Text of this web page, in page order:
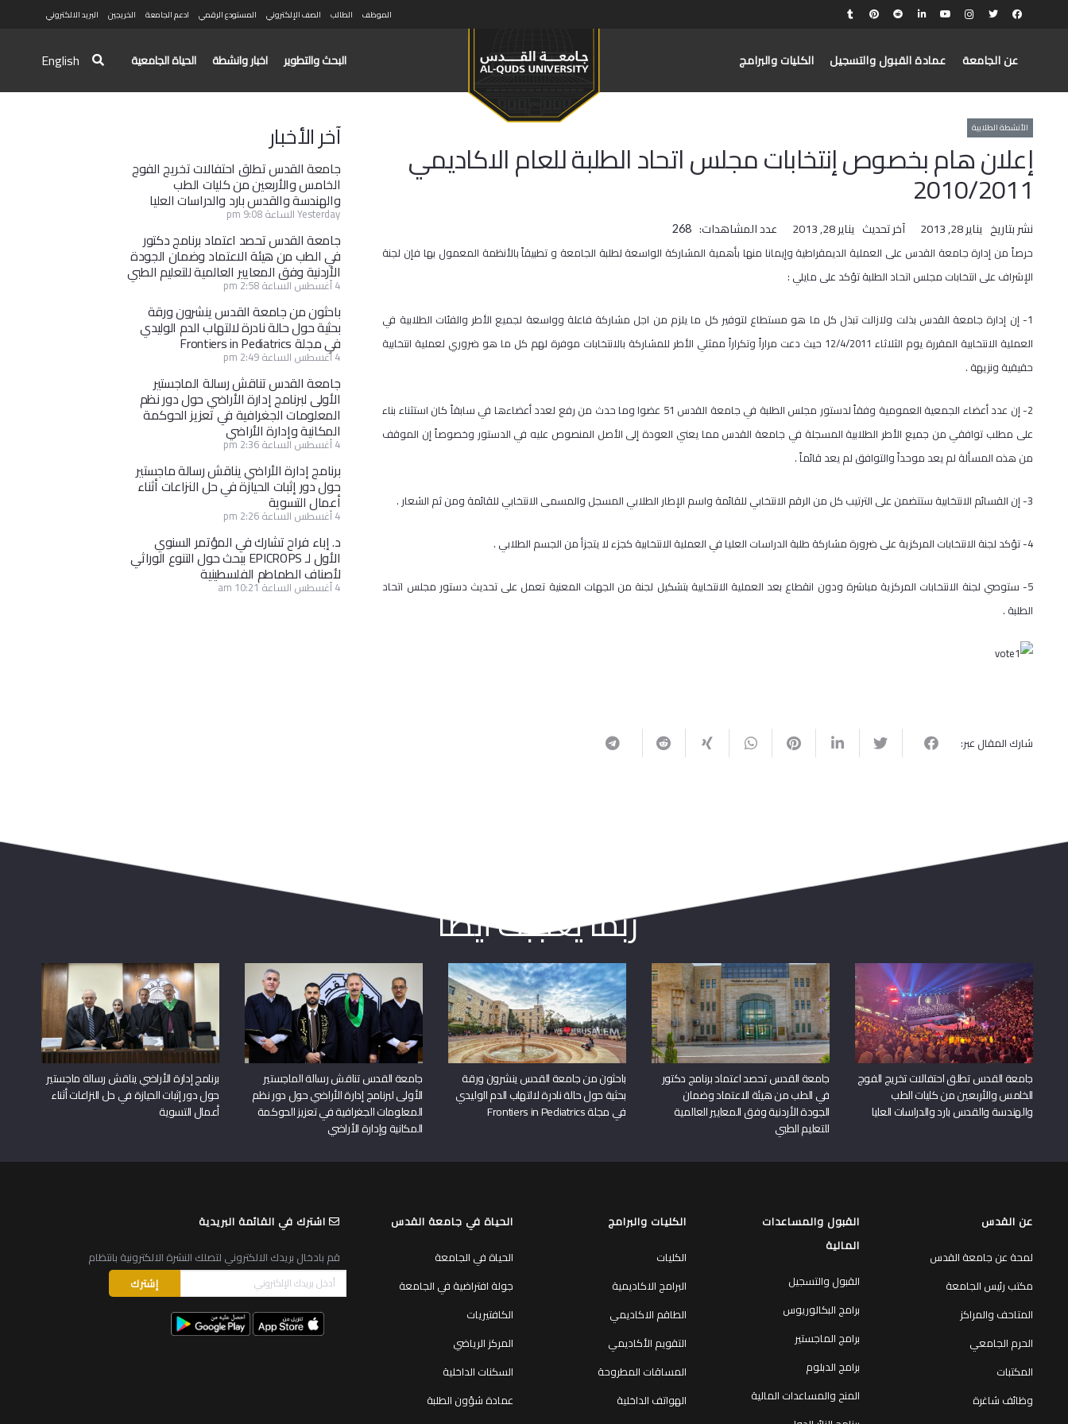
الموظف الطالب الصف الإلكتروني المستودع الرقمي ادعم الجامعة الخريجين البريد الالكتروني
عن الجامعة عمادة القبول والتسجيل الكليات والبرامج البحث والتطوير اخبار وانشطة الحياة الجامعية English
الأنشطة الطلابية
إعلان هام بخصوص إنتخابات مجلس اتحاد الطلبة للعام الاكاديمي
2010/2011
نشر بتاريخ يناير 28, 2013 آخر تحديث يناير 28, 2013 عدد المشاهدات: 268
حرصاً من إدارة جامعة القدس على العملية الديمقراطية وإيمانا منها بأهمية المشاركة الواسعة لطلبة الجامعة و تطبيقاً بالأنظمة المعمول بها فإن لجنة
الإشراف على انتخابات مجلس اتحاد الطلبة تؤكد على مايلي :
1- إن إدارة جامعة القدس بذلت ولازالت تبذل كل ما هو مستطاع لتوفير كل ما يلزم من اجل مشاركة فاعلة وواسعة لجميع الأطر والفئات الطلابية في
العملية الانتخابية المقررة يوم الثلاثاء 12/4/2011 حيث دعت مراراً وتكراراً ممثلي الأطر للمشاركة بالانتخابات موفرة لهم كل ما هو ضروري لعملية انتخابية
حقيقية ونزيهة .
2- إن عدد أعضاء الجمعية العمومية وفقاً لدستور مجلس الطلبة في جامعة القدس 51 عضوا وما حدث من رفع لعدد أعضاءها في سابقاً كان استثناء بناء
على مطلب توافقي من جميع الأطر الطلابية المسجلة في جامعة القدس مما يعني العودة إلى الأصل المنصوص عليه في الدستور وخصوصاً إن الموقف
من هذه المسألة لم يعد موحداً والتوافق لم يعد قائماً .
3- إن القسائم الانتخابية ستتضمن على الترتيب كل من الرقم الانتخابي للقائمة واسم الإطار الطلابي المسجل والمسمى الانتخابي للقائمة ومن ثم الشعار .
4- تؤكد لجنة الانتخابات المركزية على ضرورة مشاركة طلبة الدراسات العليا في العملية الانتخابية كجزء لا يتجزأ من الجسم الطلابي .
5- ستوصي لجنة الانتخابات المركزية مباشرة ودون انقطاع بعد العملية الانتخابية بتشكيل لجنة من الجهات المعنية تعمل على تحديث دستور مجلس اتحاد
الطلبة .
شارك المقال عبر:
آخر الأخبار
جامعة القدس تطلق احتفالات تخريج الفوج
الخامس والأربعين من كليات الطب
والهندسة والقدس بارد والدراسات العليا
Yesterday الساعة 9:08 pm
جامعة القدس تحصد اعتماد برنامج دكتور
في الطب من هيئة الاعتماد وضمان الجودة
الأردنية وفق المعايير العالمية للتعليم الطبي
4 أغسطس الساعة 2:58 pm
باحثون من جامعة القدس ينشرون ورقة
بحثية حول حالة نادرة لالتهاب الدم الوليدي
في مجلة Frontiers in Pediatrics
4 أغسطس الساعة 2:49 pm
جامعة القدس تناقش رسالة الماجستير
الأولى لبرنامج إدارة الأراضي حول دور نظم
المعلومات الجغرافية في تعزيز الحوكمة
المكانية وإدارة الأراضي
4 أغسطس الساعة 2:36 pm
برنامج إدارة الأراضي يناقش رسالة ماجستير
حول دور إثبات الحيازة في حل النزاعات أثناء
أعمال التسوية
4 أغسطس الساعة 2:26 pm
د. إباء فراح تشارك في المؤتمر السنوي
الأول لـ EPICROPS ببحث حول التنوع الوراثي
لأصناف الطماطم الفلسطينية
4 أغسطس الساعة 10:21 am
ربما يعجبك أيضا
جامعة القدس تطلق احتفالات تخريج الفوج
الخامس والأربعين من كليات الطب
والهندسة والقدس بارد والدراسات العليا
جامعة القدس تحصد اعتماد برنامج دكتور
في الطب من هيئة الاعتماد وضمان
الجودة الأردنية وفق المعايير العالمية
للتعليم الطبي
باحثون من جامعة القدس ينشرون ورقة
بحثية حول حالة نادرة لالتهاب الدم الوليدي
في مجلة Frontiers in Pediatrics
جامعة القدس تناقش رسالة الماجستير
الأولى لبرنامج إدارة الأراضي حول دور نظم
المعلومات الجغرافية في تعزيز الحوكمة
المكانية وإدارة الأراضي
برنامج إدارة الأراضي يناقش رسالة ماجستير
حول دور إثبات الحيازة في حل النزاعات أثناء
أعمال التسوية
عن القدس
لمحة عن جامعة القدس
مكتب رئيس الجامعة
المتاحف والمراكز
الحرم الجامعي
المكتبات
وظائف شاغرة
القبول والمساعدات
المالية
القبول والتسجيل
برامج البكالوريوس
برامج الماجستير
برامج الدبلوم
المنح والمساعدات المالية
الكليات والبرامج
الكليات
البرامج الاكاديمية
الطاقم الاكاديمي
التقويم الأكاديمي
المساقات المطروحة
الهواتف الداخلية
الحياة في جامعة القدس
الحياة في الجامعة
جولة افتراضية في الجامعة
الكافتيريات
المركز الرياضي
السكنات الداخلية
عمادة شؤون الطلبة
اشترك في القائمة البريدية
قم بادخال بريدك الالكتروني لتصلك النشرة الالكترونية بانتظام